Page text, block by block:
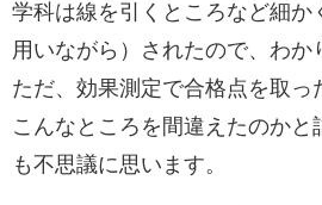
学科は線を引くところなど細か
用いながら）されたので、わか
ただ、効果測定で合格点を取っ
こんなところを間違えたのかと
も不思議に思います。